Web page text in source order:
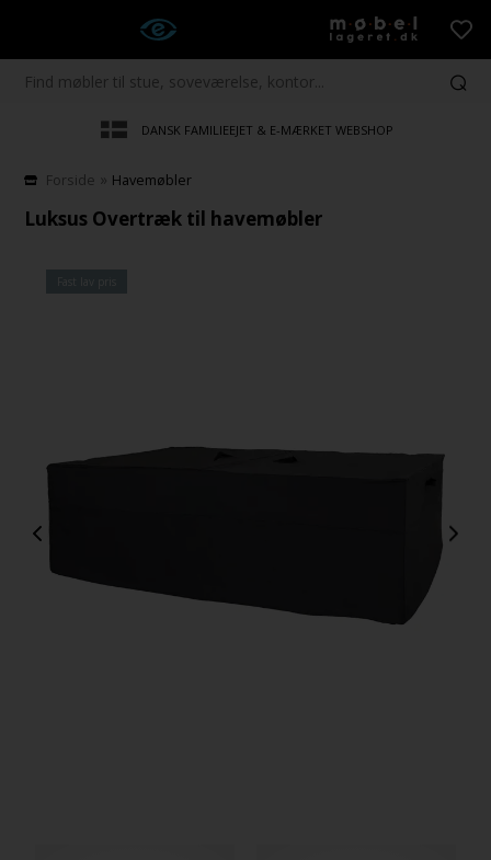
DANSK FAMILIEEJET & E-MÆRKET WEBSHOP
Forside » Havemøbler
Luksus Overtræk til havemøbler